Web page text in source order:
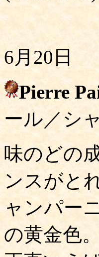
6月20日
Pierre
ール／シ
味のどの
ンスがと
ャンパー
の黄金色